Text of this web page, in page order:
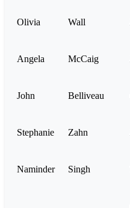
Olivia Wall
Angela McCaig
John Belliveau
Stephanie Zahn
Naminder Singh